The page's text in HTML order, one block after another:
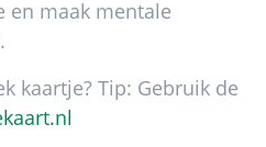
en maak mentale
kaartje? Tip: Gebruik de